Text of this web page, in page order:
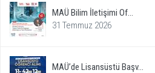
MAÜ Bilim İletişimi Of...
31 Temmuz 2026
MAÜ’de Lisansüstü Başv...